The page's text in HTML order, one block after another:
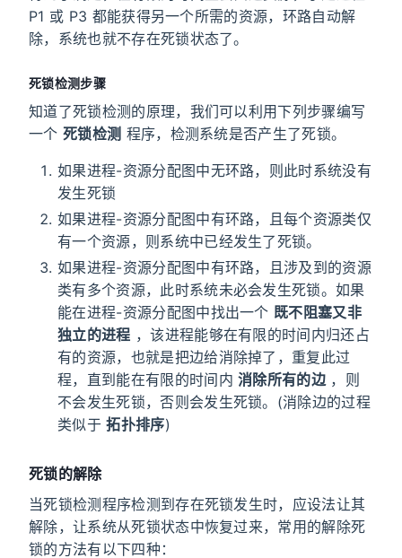
P1 或 P3 都能获得另一个所需的资源，环路自动解
除，系统也就不存在死锁状态了。
死锁检测步骤
知道了死锁检测的原理，我们可以利用下列步骤编写
一个 死锁检测 程序，检测系统是否产生了死锁。
如果进程-资源分配图中无环路，则此时系统没有
发生死锁
如果进程-资源分配图中有环路，且每个资源类仅
有一个资源，则系统中已经发生了死锁。
如果进程-资源分配图中有环路，且涉及到的资源
类有多个资源，此时系统未必会发生死锁。如果
能在进程-资源分配图中找出一个 既不阻塞又非
独立的进程 ，该进程能够在有限的时间内归还占
有的资源，也就是把边给消除掉了，重复此过
程，直到能在有限的时间内消除所有的边 ，则
不会发生死锁，否则会发生死锁。(消除边的过程
类似于拓扑排序)
死锁的解除
当死锁检测程序检测到存在死锁发生时，应设法让其
解除，让系统从死锁状态中恢复过来，常用的解除死
锁的方法有以下四种：